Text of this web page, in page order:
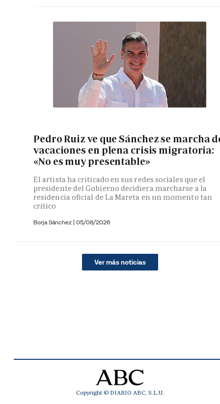
Pedro Ruiz ve que Sánchez se marcha
vacaciones en plena crisis migratoria:
«No es muy presentable»
El artista ha criticado en sus redes sociales que el
presidente del Gobierno decidiera marcharse a la
residencia oficial de La Mareta en un momento tan
crítico
Borja Sánchez | 05/08/2026
Ver más noticias
Copyright © DIARIO ABC, S.L.U.